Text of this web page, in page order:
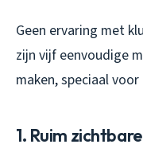
Geen ervaring met
zijn vijf eenvoudige
maken, speciaal
1. Ruim